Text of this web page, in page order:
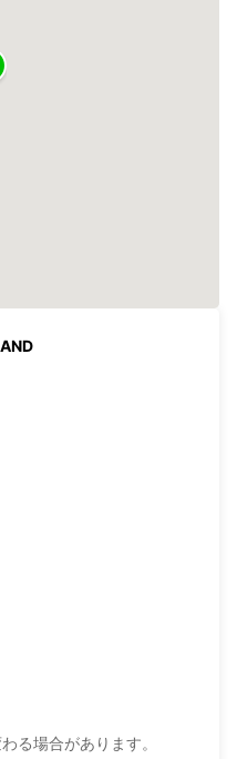
る場合があります。